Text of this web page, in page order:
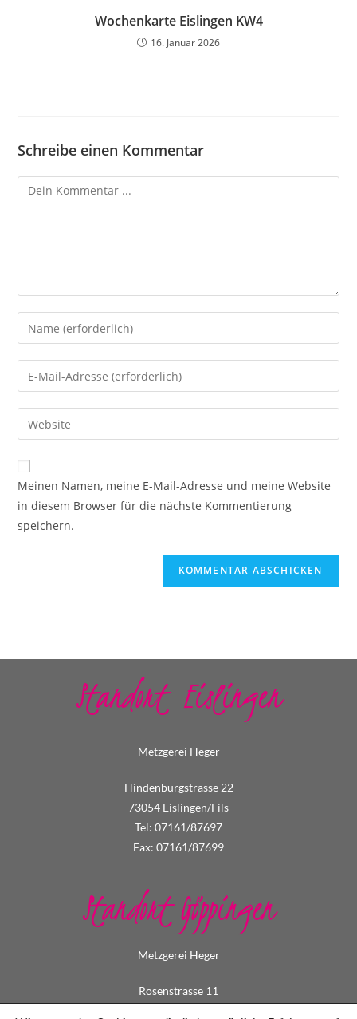
Wochenkarte Eislingen KW4
16. Januar 2026
Schreibe einen Kommentar
Meinen Namen, meine E-Mail-Adresse und meine Website
in diesem Browser für die nächste Kommentierung
speichern.
Standort Eislingen
Metzgerei Heger
Hindenburgstrasse 22
73054 Eislingen/Fils
Tel: 07161/87697
Fax: 07161/87699
Standort Göppingen
Metzgerei Heger
Rosenstrasse 11